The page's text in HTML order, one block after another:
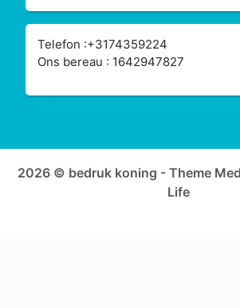
Telefon :+3174359224
Ons bereau : 1642947827
2026 © bedruk koning - Theme
Life